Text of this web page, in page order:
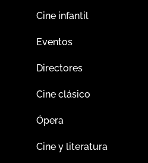
Cine infantil
Eventos
Directores
Cine clásico
Ópera
Cine y literatura